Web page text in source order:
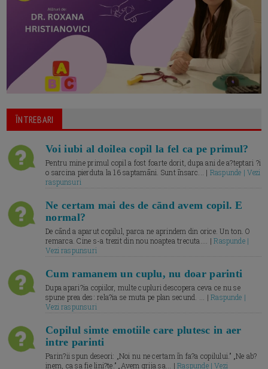
ĪNTREBARI
Voi iubi al doilea copil la fel ca pe primul?
Pentru mine primul copil a fost foarte dorit, dupa ani de a?teptari ?i
o sarcina pierduta la 16 saptamāni. Sunt īnsarc... | Raspunde | Vezi
raspunsuri
Ne certam mai des de cānd avem copil. E
normal?
De cānd a aparut copilul, parca ne aprindem din orice. Un ton. O
remarca. Cine s-a trezit din nou noaptea trecuta.... |Raspunde |
Vezi raspunsuri
Cum ramanem un cuplu, nu doar parinti
Dupa apari?ia copiilor, multe cupluri descopera ceva ce nu se
spune prea des: rela?ia se muta pe plan secund. ... |Raspunde |
Vezi raspunsuri
Copilul simte emotiile care plutesc in aer
intre parinti
Parin?ii spun deseori: „Noi nu ne certam īn fa?a copilului.” „Ne ab?
inem, ca sa fie lini?te.” „Avem grija sa... |Raspunde | Vezi